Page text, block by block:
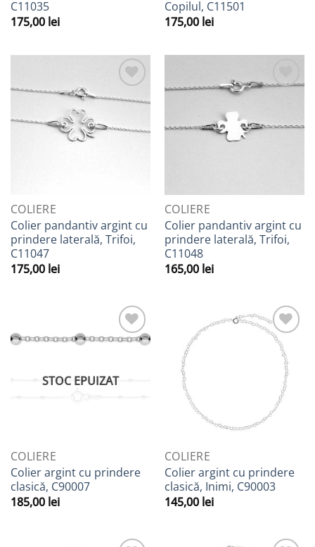
C11035
175,00 lei
Copilul, C11501
175,00 lei
Adaugă
Favorite
COLIERE
Colier pandantiv argint cu
prindere laterală, Trifoi,
C11047
175,00 lei
Favorite
COLIERE
Colier pandantiv argint cu
prindere laterală, Trifoi,
C11048
165,00 lei
Adaugă
STOC EPUIZAT
COLIERE
Colier argint cu prindere
clasică, C90007
185,00 lei
Adaugă
la
Favorite
COLIERE
Colier argint cu prindere
clasică, Inimi, C90003
145,00 lei